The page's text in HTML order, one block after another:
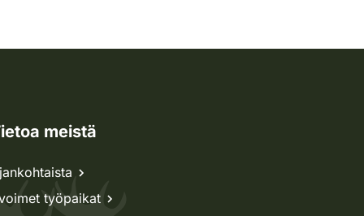
meistä
työpaikat